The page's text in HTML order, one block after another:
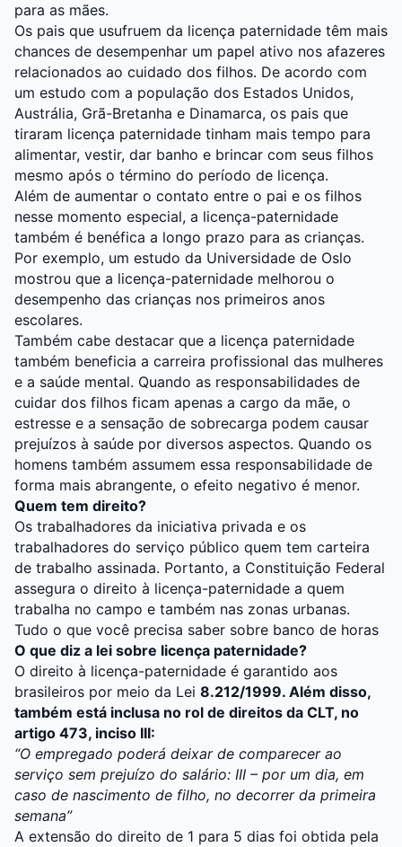
para as mães.
Os pais que usufruem da licença paternidade têm mais
chances de desempenhar um papel ativo nos afazeres
relacionados ao cuidado dos filhos. De acordo com
um estudo com a população dos Estados Unidos,
Austrália, Grã-Bretanha e Dinamarca, os pais que
tiraram licença paternidade tinham mais tempo para
alimentar, vestir, dar banho e brincar com seus filhos
mesmo após o término do período de licença.
Além de aumentar o contato entre o pai e os filhos
nesse momento especial, a licença-paternidade
também é benéfica a longo prazo para as crianças.
Por exemplo, um estudo da Universidade de Oslo
mostrou que a licença-paternidade melhorou o
desempenho das crianças nos primeiros anos
escolares.
Também cabe destacar que a licença paternidade
também beneficia a carreira profissional das mulheres
e a saúde mental. Quando as responsabilidades de
cuidar dos filhos ficam apenas a cargo da mãe, o
estresse e a sensação de sobrecarga podem causar
prejuízos à saúde por diversos aspectos. Quando os
homens também assumem essa responsabilidade de
forma mais abrangente, o efeito negativo é menor.
Quem tem direito?
Os trabalhadores da iniciativa privada e os
trabalhadores do serviço público quem tem carteira
de trabalho assinada. Portanto, a Constituição Federal
assegura o direito à licença-paternidade a quem
trabalha no campo e também nas zonas urbanas.
Tudo o que você precisa saber sobre banco de horas
O que diz a lei sobre licença paternidade?
O direito à licença-paternidade é garantido aos
brasileiros por meio da Lei 8.212/1999. Além disso,
também está inclusa no rol de direitos da CLT, no
artigo 473, inciso III:
“O empregado poderá deixar de comparecer ao
serviço sem prejuízo do salário: III – por um dia, em
caso de nascimento de filho, no decorrer da primeira
semana”
A extensão do direito de 1 para 5 dias foi obtida pela